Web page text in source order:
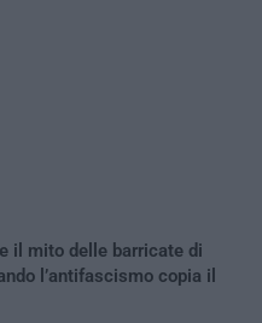
il mito delle barricate di
l’antifascismo copia il